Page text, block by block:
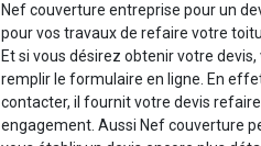
Nef couverture entreprise pour un
pour vos travaux de refaire votre
Et si vous désirez obtenir votre
remplir le formulaire en ligne. En
contacter, il fournit votre devis
engagement. Aussi Nef couverture